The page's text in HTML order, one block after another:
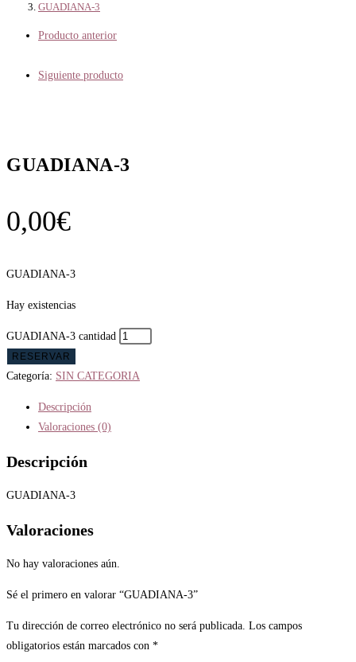
GUADIANA-3
Producto anterior
Siguiente producto
GUADIANA-3
0,00€
GUADIANA-3
Hay existencias
GUADIANA-3 cantidad
RESERVAR
Categoría: SIN CATEGORIA
Descripción
Valoraciones (0)
Descripción
GUADIANA-3
Valoraciones
No hay valoraciones aún.
Sé el primero en valorar “GUADIANA-3”
Tu dirección de correo electrónico no será publicada. Los campos
obligatorios están marcados con *